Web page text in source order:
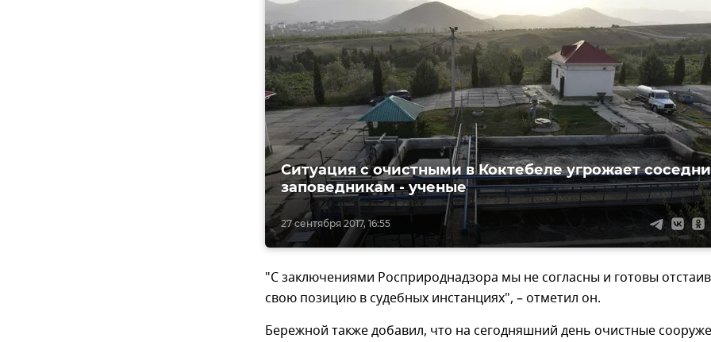
27 сентября 2017, 16:55
Ситуация с очистными в Коктебеле угрожает
заповедникам - ученые
"С заключениями Росприроднадзора мы не согласны и готовы
свою позицию в судебных инстанциях", – отметил он.
Бережной также добавил, что на сегодняшний день очистные